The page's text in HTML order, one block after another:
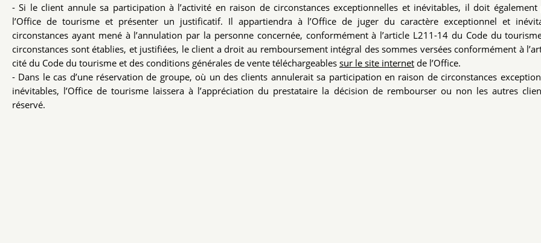
- Si le client annule sa participation à l’activité en raison de circonstances exceptionnelles et inévitables, il doit également
l’Office de tourisme et présenter un justificatif. Il appartiendra à l’Office de juger du caractère exceptionnel et
circonstances ayant mené à l’annulation par la personne concernée, conformément à l’article L211-14 du Code du
circonstances sont établies, et justifiées, le client a droit au remboursement intégral des sommes versées conformément à
cité du Code du tourisme et des conditions générales de vente téléchargeablessur le site internetde l’Office.
- Dans le cas d’une réservation de groupe, où un des clients annulerait sa participation en raison de circonstances
inévitables, l’Office de tourisme laissera à l’appréciation du prestataire la décision de rembourser ou non les autres
réservé.